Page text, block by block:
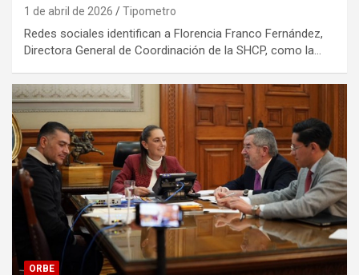
1 de abril de 2026 Tipometro
Redes sociales identifican a Florencia Franco Fernández,
Directora General de Coordinación de la SHCP, como la…
ORBE